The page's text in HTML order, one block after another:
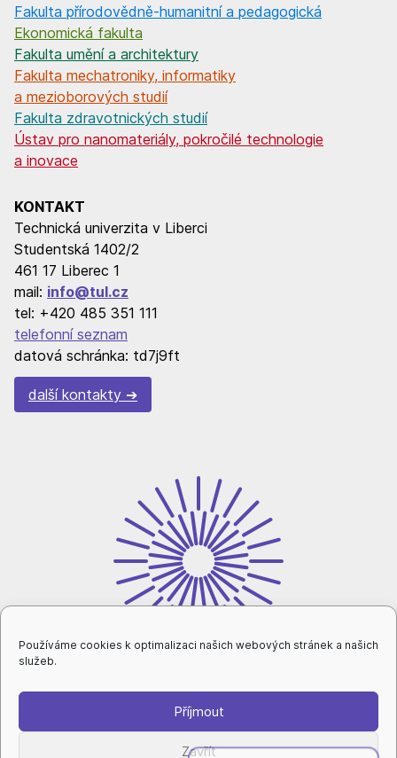
Používáme cookies k optimalizaci našich webových stránek a našich
služeb.
Příjmout
Zavřít
Fakulta přírodovědně-humanitní a pedagogická
Ekonomická fakulta
Fakulta umění a architektury
Fakulta mechatroniky, informatiky
a mezioborových studií
Fakulta zdravotnických studií
Ústav pro nanomateriály, pokročilé technologie
a inovace
KONTAKT
Technická univerzita v Liberci
Studentská 1402/2
461 17 Liberec 1
mail: info@tul.cz
tel: +420 485 351 111
telefonní seznam
datová schránka: td7j9ft
další kontakty